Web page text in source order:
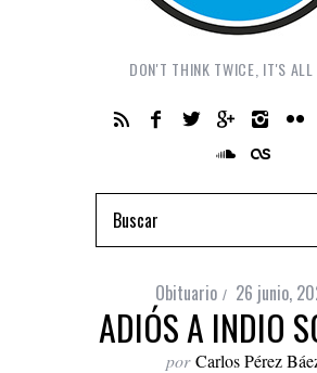
DON'T THINK TWICE, IT'S ALL
Obituario 26 junio,
ADIÓS A INDIO
por Carlos Pérez